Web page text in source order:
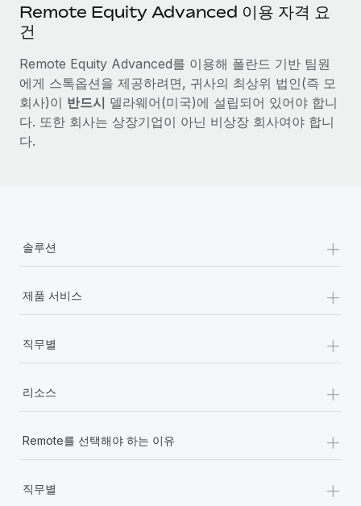
Remote Equity Advanced 이용 자격 요
건
Remote Equity Advanced를 이용해 폴란드 기반 팀원
에게 스톡옵션을 제공하려면, 귀사의 최상위 법인(즉 모
회사)이 반드시 델라웨어(미국)에 설립되어 있어야 합니
다. 또한 회사는 상장기업이 아닌 비상장 회사여야 합니
다.
솔루션 +
제품 서비스 +
직무별 +
리소스 +
Remote를 선택해야 하는 이유 +
직무별 +